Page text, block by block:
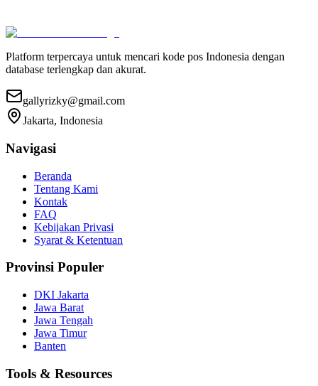
Platform terpercaya untuk mencari kode pos Indonesia dengan
database terlengkap dan akurat.
gallyrizky@gmail.com
Jakarta, Indonesia
Navigasi
Beranda
Tentang Kami
Kontak
FAQ
Kebijakan Privasi
Syarat & Ketentuan
Provinsi Populer
DKI Jakarta
Jawa Barat
Jawa Tengah
Jawa Timur
Banten
Tools & Resources